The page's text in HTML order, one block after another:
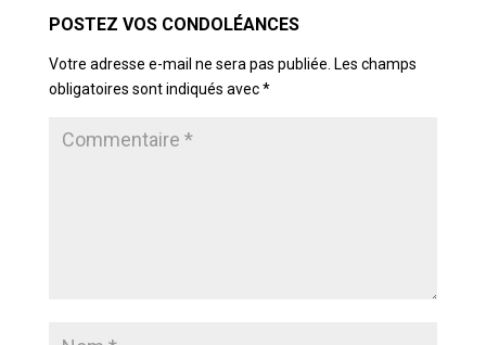
Votre adresse e-mail ne sera pas publiée. Les champs
obligatoires sont indiqués avec*